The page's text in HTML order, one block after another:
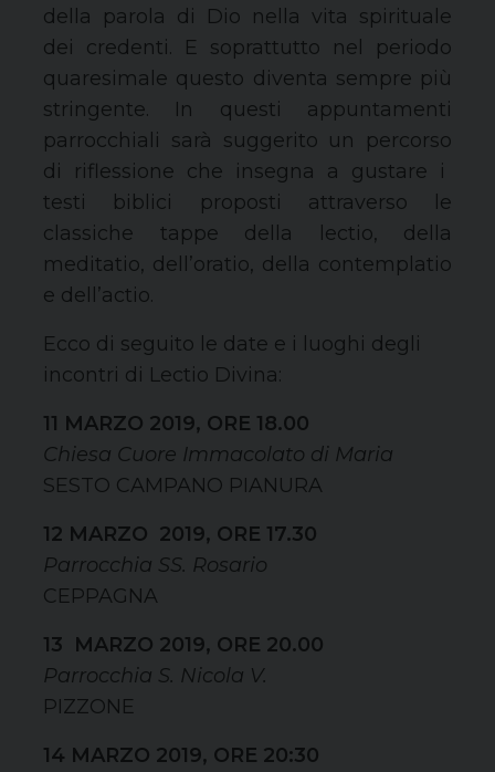
della parola di Dio nella vita spirituale
dei credenti. E soprattutto nel periodo
quaresimale questo diventa sempre più
stringente. In questi appuntamenti
parrocchiali sarà suggerito un percorso
di riflessione che insegna a gustare i
testi biblici proposti attraverso
le
classiche tappe della lectio, della
meditatio, dell’oratio, della contemplatio
e dell’actio.
Ecco di seguito le date e i luoghi degli
incontri di Lectio Divina:
11 MARZO 2019, ORE 18.00
Chiesa Cuore Immacolato di Maria
SESTO CAMPANO PIANURA
12 MARZO 2019, ORE 17.30
Parrocchia SS. Rosario
CEPPAGNA
13 MARZO 2019, ORE 20.00
Parrocchia S. Nicola V.
PIZZONE
14 MARZO 2019, ORE 20:30